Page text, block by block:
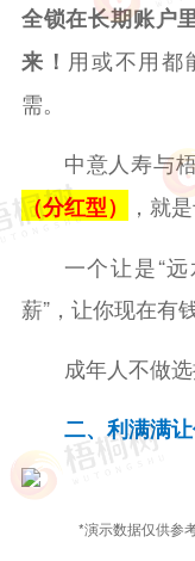
全锁在长期账户
来！ 用或不用都
需。
中意人寿与
（分红型）
，就
一个让是“
薪”，让你现在有钱
成年人不做
二、利满满
*演示数据仅供参